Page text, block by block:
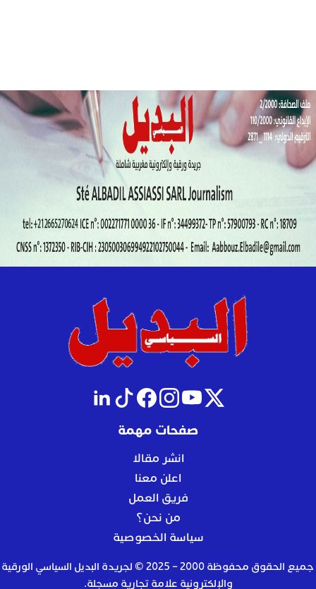
صفحات مهمة
انشر مقالا
اعلن معنا
فريق العمل
من نحن؟
سياسة الخصوصية
جميع الحقوق محفوظة 2000 – 2025 © لجريدة البديل السياسي الورقية
والإلكترونية علامة تجارية مسجلة.